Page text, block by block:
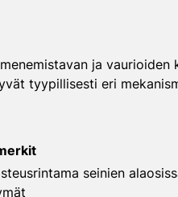
ja
tyypillisesti eri
seinien